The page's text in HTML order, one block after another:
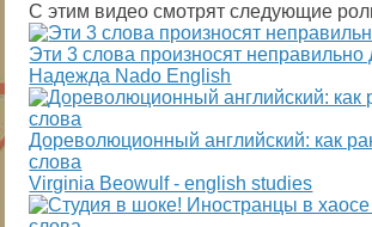
С этим видео смотрят следующие
Эти 3 слова произносят неправильно
Надежда Nado English
Дореволюционный английский: как
слова
Virginia Beowulf - english studies